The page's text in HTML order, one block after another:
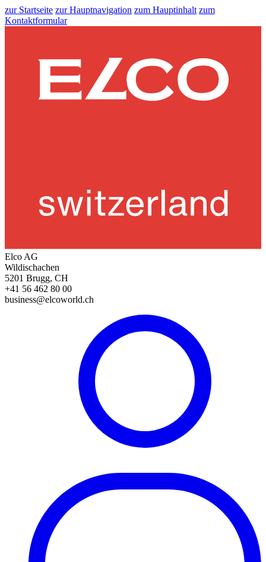
zur Startseite zur Hauptnavigation zum Hauptinhalt zum
Kontaktformular
Elco AG
Wildischachen
5201 Brugg, CH
+41 56 462 80 00
business@elcoworld.ch